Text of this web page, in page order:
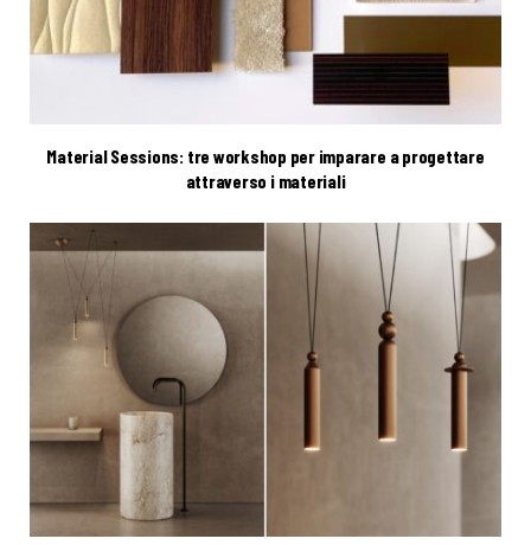
Material Sessions: tre workshop per imparare a progettare
attraverso i materiali